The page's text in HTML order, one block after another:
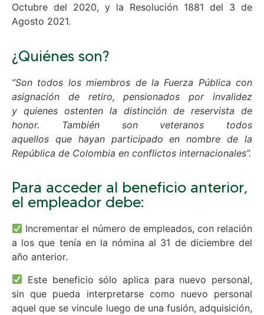
Octubre del 2020, y la Resolución 1881 del 3 de
Agosto 2021.
¿Quiénes son?
“Son todos los miembros de la Fuerza Pública con
asignación de retiro, pensionados por invalidez
y quienes ostenten la distinción de reservista de
honor. También son veteranos todos
aquellos que hayan participado en nombre de la
República de Colombia en conflictos internacionales”.
Para acceder al beneficio anterior,
el empleador debe:
Incrementar el número de empleados, con relación
a los que tenía en la nómina al 31 de diciembre del
año anterior.
Este beneficio sólo aplica para nuevo personal,
sin que pueda interpretarse como nuevo personal
aquel que se vincule luego de una fusión, adquisición,